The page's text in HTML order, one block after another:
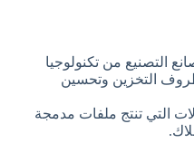
التصنيع من تكنولوجيا
ظروف التخزين وتحسين
التي تنتج ملفات مدمجة